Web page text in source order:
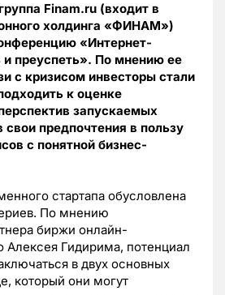
Finam.ru (входит в
холдинга «ФИНАМ»)
«Интернет-
преуспеть». По мнению ее
с кризисом инвесторы стали
к оценке
запускаемых
свои предпочтения в пользу
с понятной бизнес-
стартапа обусловлена
По мнению
биржи онлайн-
Алексея Гидирима, потенциал
в двух основных
который они могут